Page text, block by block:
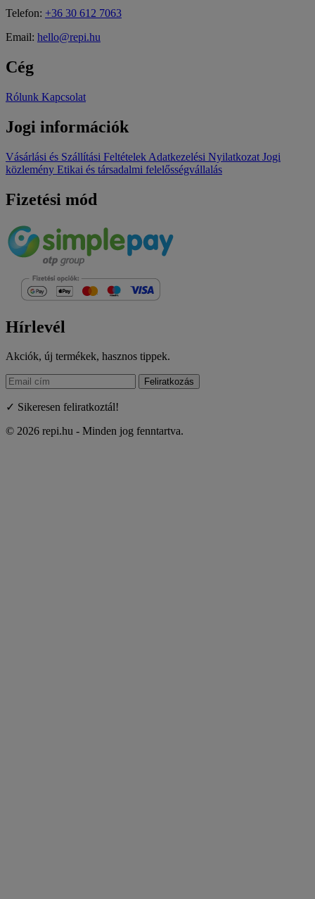
Telefon: +36 30 612 7063
Email: hello@repi.hu
Cég
Rólunk Kapcsolat
Jogi információk
Vásárlási és Szállítási Feltételek Adatkezelési Nyilatkozat Jogi
közlemény Etikai és társadalmi felelősségvállalás
Fizetési mód
Hírlevél
Akciók, új termékek, hasznos tippek.
Feliratkozás
✓ Sikeresen feliratkoztál!
© 2026 repi.hu - Minden jog fenntartva.